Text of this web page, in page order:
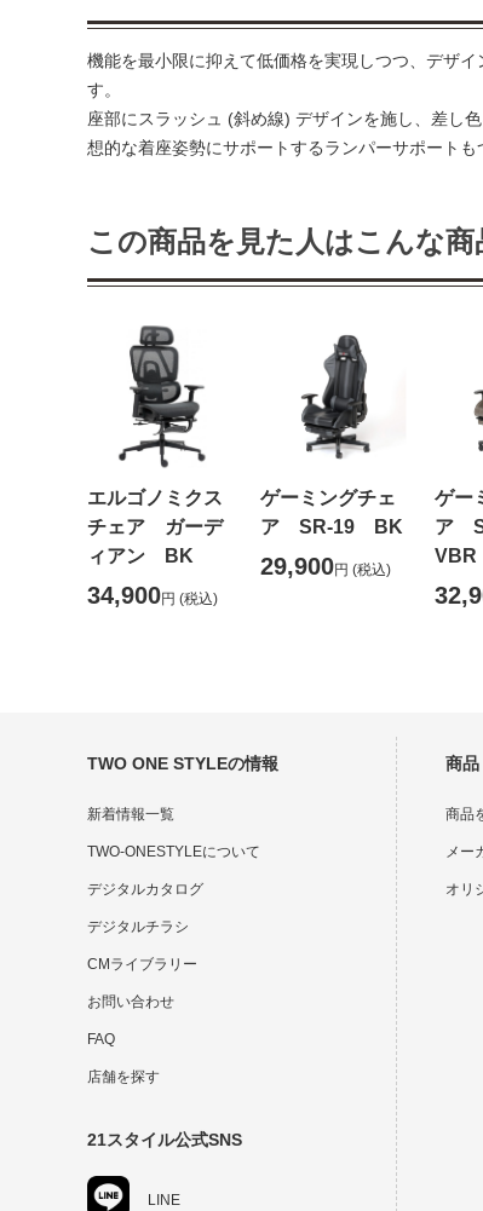
機能を最小限に抑えて低価格を実現しつつ、デザ
す。
座部にスラッシュ (斜め線) デザインを施し、差し
想的な着座姿勢にサポートするランパーサポート
この商品を見た人はこんな
エルゴノミクス
チェア ガーデ
ィアン BK
34,900円 (税込)
ゲーミングチェ
ア SR-19 BK
29,900円 (税込)
ゲー
ア
VBR
TWO ONE STYLEの情報
新着情報一覧
TWO-ONESTYLEについて
デジタルカタログ
デジタルチラシ
CMライブラリー
お問い合わせ
FAQ
店舗を探す
21スタイル公式SNS
LINE
商品
商品
メー
オリ